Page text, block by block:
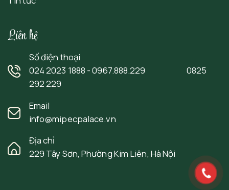
Liên hệ
Số điện thoại
024 2023 1888 - 0967.888.229 0825
292 229
Email
info@mipecpalace.vn
Địa chỉ
229 Tây Sơn, Phường Kim Liên, Hà Nội